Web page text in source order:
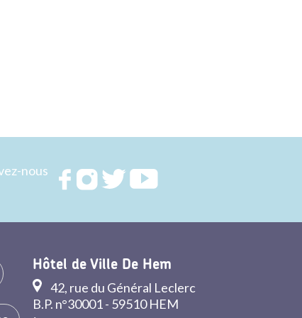
nous
RejoignezRejoignezRejoignez
Hôtel de Ville De Hem
42, rue du Général Leclerc
B.P. n°30001 - 59510 HEM